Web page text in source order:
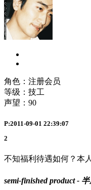
角色：注册会员
等级：技工
声望： 90
P:2011-09-01 22:39:07
2
不知福利待遇如何？本
semi-finished product -